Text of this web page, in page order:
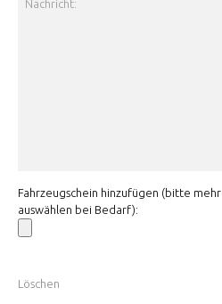
Fahrzeugschein hinzufügen (bitte
auswählen bei Bedarf):